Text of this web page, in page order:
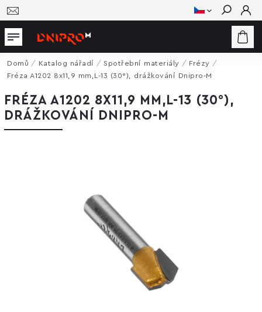
Hledat
Domů / Katalog nářadí / Spotřební materiály / Frézy /
Fréza A1202 8x11,9 mm,L-13 (30°), drážkování Dnipro-M
FRÉZA A1202 8X11,9 MM,L-13 (30°),
DRÁŽKOVÁNÍ DNIPRO-M